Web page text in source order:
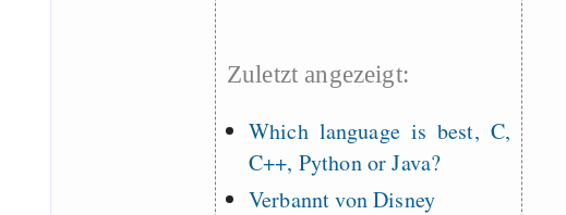
Zuletzt angezeigt:
Which language is best, C,
C++, Python or Java?
Verbannt von Disney